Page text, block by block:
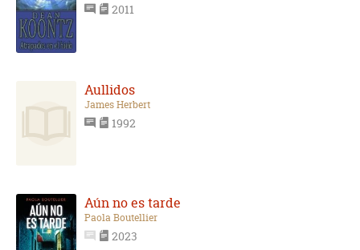
2011
Aullidos
James Herbert
1992
Aún no es tarde
Paola Boutellier
2023